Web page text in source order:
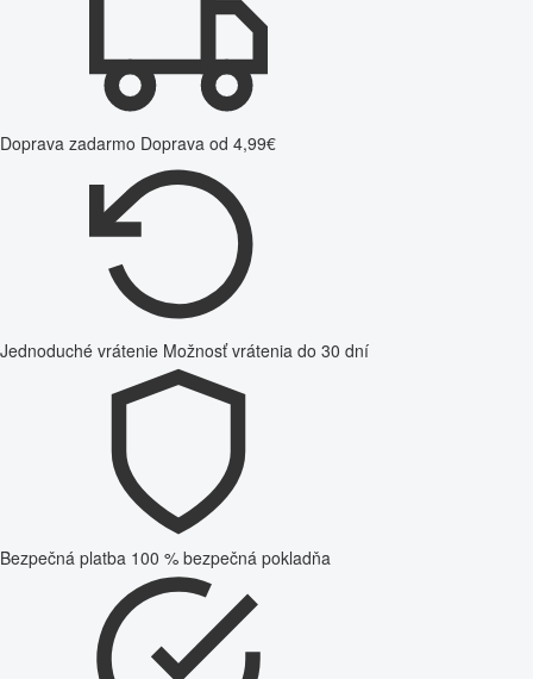
Doprava zadarmo Doprava od 4,99€
Jednoduché vrátenie Možnosť vrátenia do 30 dní
Bezpečná platba 100 % bezpečná pokladňa